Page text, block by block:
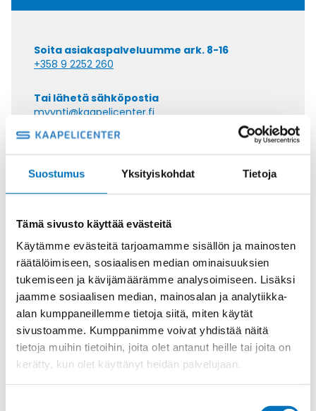
Suostumus Yksityiskohdat Tietoja
Tämä sivusto käyttää evästeitä
Käytämme evästeitä tarjoamamme sisällön ja mainosten
räätälöimiseen, sosiaalisen median ominaisuuksien
tukemiseen ja kävijämäärämme analysoimiseen. Lisäksi
jaamme sosiaalisen median, mainosalan ja analytiikka-
alan kumppaneillemme tietoja siitä, miten käytät
sivustoamme. Kumppanimme voivat yhdistää näitä
tietoja muihin tietoihin, joita olet antanut heille tai joita on
kerätty, kun olet käyttänyt heidän palvelujaan.
Soita asiakaspalveluumme ark. 8-16
+358 9 2252 260
Tai lähetä sähköpostia
myynti@kaapelicenter.fi
Saman kaapelin eri versiot
Johdin SIF 1X150
Johdin SIF/GL 1X1